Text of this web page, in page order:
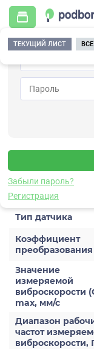
Забыли пароль?
Регистрация
ТЕКУЩИЙ ЛИСТ
Главная / Контрольно-
Датчик
Тип датчика
Коэффициент
преобразования
Значение
измеряемой
виброскорости
max, мм/с
Диапазон
частот
виброскорости,